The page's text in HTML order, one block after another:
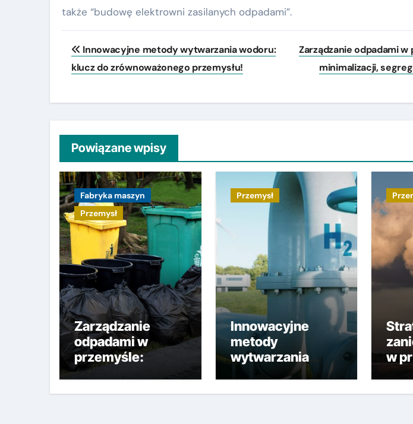
także “budowę elektrowni zasilanych odpadami”.
Nawigacja
wpisu
Innowacyjne metody wytwarzania wodoru:
klucz do zrównoważonego przemysłu!
Zarządzanie odpadami
minimalizacji,
Powiązane wpisy
Fabryka maszyn
Przemysł
Zarządzanie
odpadami w
przemyśle:
Sposoby
Przemysł
Innowacyjne
metody
wytwarzania
wodoru: klucz do
w